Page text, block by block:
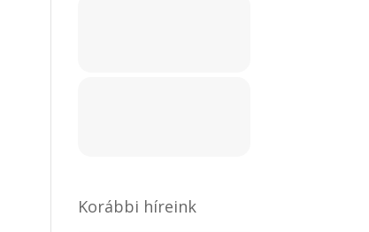
Korábbi híreink